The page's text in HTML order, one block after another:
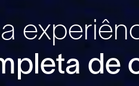
de